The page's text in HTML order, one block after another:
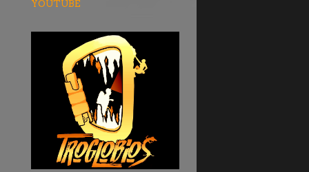
YOUTUBE